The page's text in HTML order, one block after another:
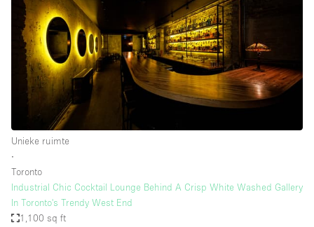
Unieke ruimte
∙
Toronto
Industrial Chic Cocktail Lounge Behind A Crisp White Washed Gallery
In Toronto's Trendy West End
1,100 sq ft